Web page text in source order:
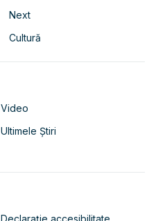
Next
Cultură
Video
Ultimele Știri